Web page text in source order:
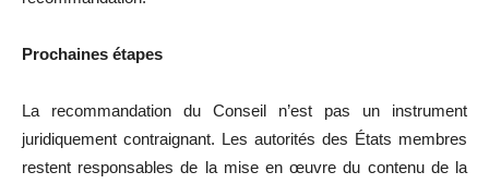
Prochaines étapes
La recommandation du Conseil n’est pas un instrument
juridiquement contraignant. Les autorités des États membres
restent responsables de la mise en œuvre du contenu de la